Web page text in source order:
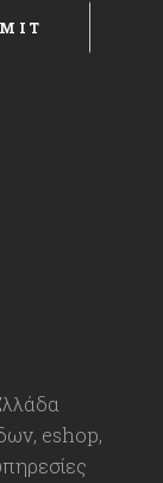
eshop,